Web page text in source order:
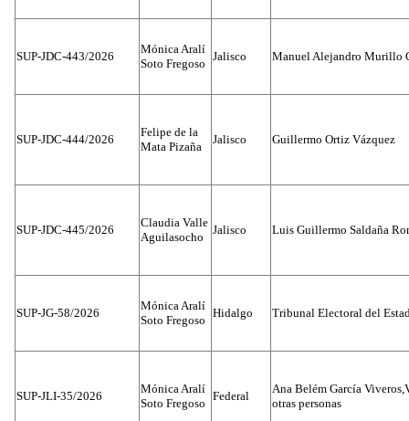
SUP-JDC-443/2026
Mónica Aralí
Soto Fregoso
Jalisco Manuel Alejandro Murillo
SUP-JDC-444/2026
Felipe de la
Mata Pizaña
Jalisco Guillermo Ortiz Vázquez
SUP-JDC-445/2026
Claudia Valle
Aguilasocho
Jalisco Luis Guillermo Saldaña
SUP-JG-58/2026
Mónica Aralí
Soto Fregoso
Hidalgo Tribunal Electoral del
SUP-JLI-35/2026
Mónica Aralí
Soto Fregoso
Federal
Ana Belém García
otras personas